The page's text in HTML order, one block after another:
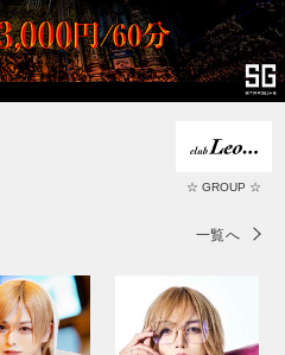
☆ GROUP ☆
一覧へ